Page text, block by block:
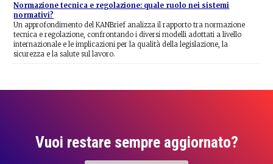
Normazione tecnica e regolazione: quale ruolo nei sistemi
normativi?
Un approfondimento del KANBrief analizza il rapporto tra normazione
tecnica e regolazione, confrontando i diversi modelli adottati a livello
internazionale e le implicazioni per la qualità della legislazione, la
sicurezza e la salute sul lavoro.
Vuoi restare sempre aggiornato?